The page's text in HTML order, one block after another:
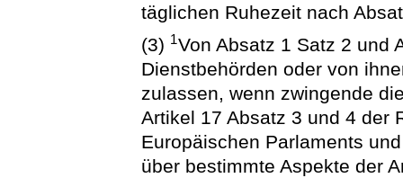
täglichen Ruhezeit nach
(3) 1Von Absatz 1 Satz 2 und
Dienstbehörden oder von
zulassen, wenn zwingende
Artikel 17 Absatz 3 und 4 der
Europäischen Parlaments
über bestimmte Aspekte der